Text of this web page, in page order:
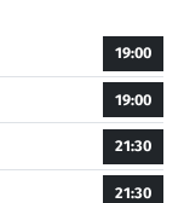
19:00
19:00
21:30
21:30